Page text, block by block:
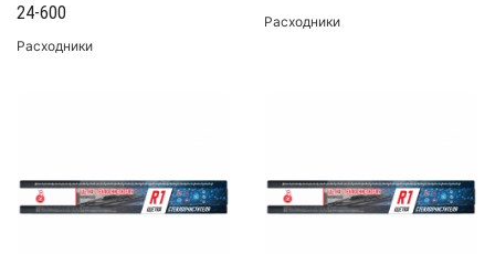
24-600
Расходники
Расходники